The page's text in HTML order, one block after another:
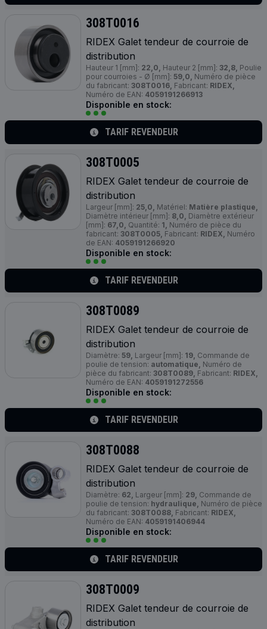
308T0016
RIDEX Galet tendeur de courroie de
distribution
Hauteur 1 [mm]: 22,0, Hauteur 2 [mm]: 32,8, Poulie
pour courroies - Ø [mm]: 59,0, Numéro de pièce
du fabricant: 308T0016, Fabricant: RIDEX,
Numéro de EAN: 4059191266913
Disponible en stock:
TARIF REVENDEUR
308T0005
RIDEX Galet tendeur de courroie de
distribution
Largeur [mm]: 25,0, Matériel: Matière plastique,
Diamètre intérieur [mm]: 8,0, Diamètre extérieur
[mm]: 67,0, Quantité: 1, Numéro de pièce du
fabricant: 308T0005, Fabricant: RIDEX, Numéro
de EAN: 4059191266920
Disponible en stock:
TARIF REVENDEUR
308T0089
RIDEX Galet tendeur de courroie de
distribution
Diamètre: 59, Largeur [mm]: 19, Commande de
poulie de tension: automatique, Numéro de
pièce du fabricant: 308T0089, Fabricant: RIDEX,
Numéro de EAN: 4059191272556
Disponible en stock:
TARIF REVENDEUR
308T0088
RIDEX Galet tendeur de courroie de
distribution
Diamètre: 62, Largeur [mm]: 29, Commande de
poulie de tension: hydraulique, Numéro de pièce
du fabricant: 308T0088, Fabricant: RIDEX,
Numéro de EAN: 4059191406944
Disponible en stock:
TARIF REVENDEUR
308T0009
RIDEX Galet tendeur de courroie de
distribution